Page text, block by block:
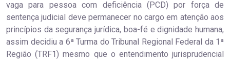
vaga para pessoa com deficiência (PCD) por força de
sentença judicial deve permanecer no cargo em atenção aos
princípios da segurança jurídica, boa-fé e dignidade humana,
assim decidiu a 6ª Turma do Tribunal Regional Federal da 1ª
Região (TRF1) mesmo que o entendimento jurisprudencial